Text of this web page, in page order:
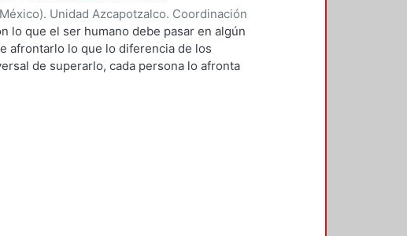
Unidad Azcapotzalco. Coordinación
Pérez Laguna, Diana
lo que el ser humano debe pasar en algún
afrontarlo lo que lo diferencia de los
de superarlo, cada persona lo afronta